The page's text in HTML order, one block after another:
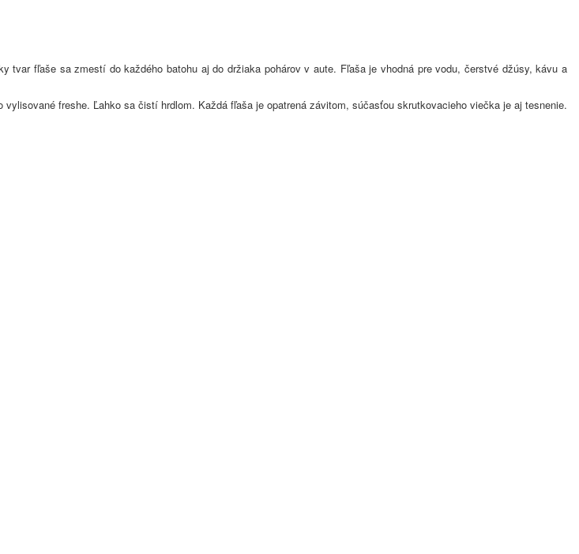
tvar fľaše sa zmestí do každého batohu aj do držiaka pohárov v aute. Fľaša je vhodná pre vodu, čerstvé džúsy, kávu a
freshe. Ľahko sa čistí hrdlom. Každá fľaša je opatrená závitom, súčasťou skrutkovacieho viečka je aj tesnenie.